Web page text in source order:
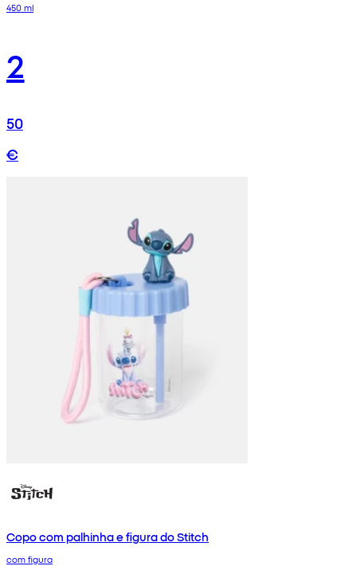
450 ml
2
50
€
Copo com palhinha e figura do Stitch
com figura